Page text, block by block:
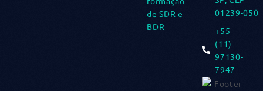
de SDR e
BDR​
01239-050
+55
(11)
97130-
7947